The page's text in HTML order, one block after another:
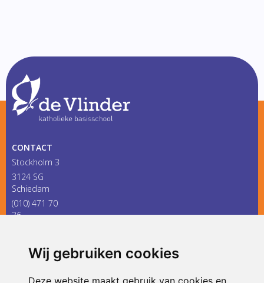
Wij gebruiken cookies
Deze website maakt gebruik van cookies en
CONTACT
Stockholm 3
3124 SG
Schiedam
(010) 471 70
36
ONDERDEEL VAN